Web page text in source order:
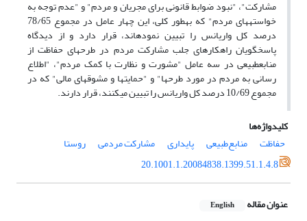
مشارکت"، "نبود ضوابط قانونی برای مجریان و مردم" و "عدم توجه به
خواسته‏های مردم" که به­طور کلی، این چهار عامل در مجموع 78/65
درصد کل واریانس را تبیین نموده­اند، قرار دارد و از دیدگاه
پاسخگویان راهکار‏های جلب مشارکت مردم در طرح‏های حفاظت از
منابع­طبیعی در سه عامل "مشورت و نظارت با کمک مردم"، "اطلاع
رسانی به مردم در مورد طرح‏ها" و "حمایت­ها و مشوق­های مالی" که در
مجموع 10/69 درصد کل واریانس را تبیین می­کنند، قرار دارند.
کلیدواژه‌ها
حفاظت
منابع‌طبیعی پایداری مشارکت مردمی
روستا
20.1001.1.20084838.1399.51.1.4.8
عنوان مقاله English